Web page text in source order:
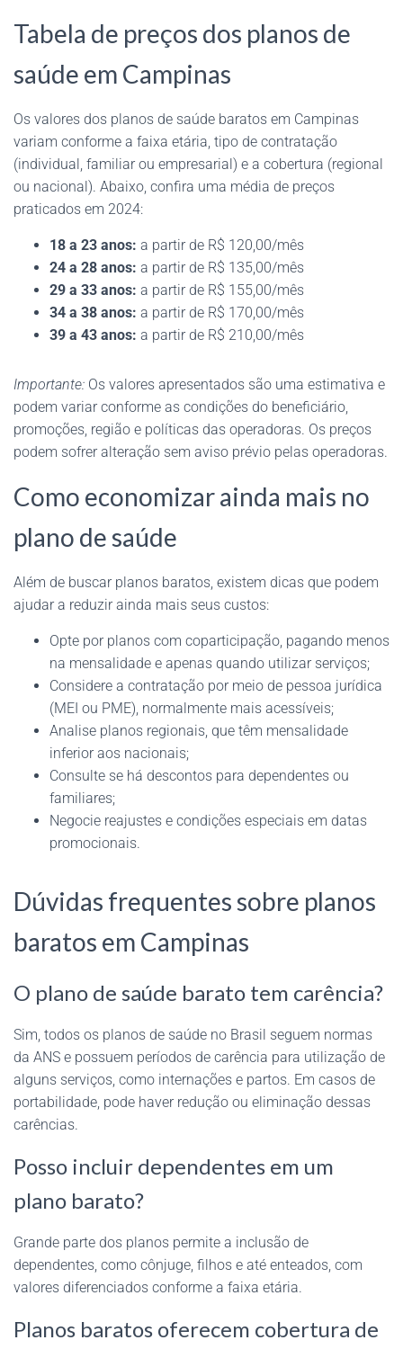
Tabela de preços dos planos de
saúde em Campinas
Os valores dos planos de saúde baratos em Campinas
variam conforme a faixa etária, tipo de contratação
(individual, familiar ou empresarial) e a cobertura (regional
ou nacional). Abaixo, confira uma média de preços
praticados em 2024:
18 a 23 anos: a partir de R$ 120,00/mês
24 a 28 anos: a partir de R$ 135,00/mês
29 a 33 anos: a partir de R$ 155,00/mês
34 a 38 anos: a partir de R$ 170,00/mês
39 a 43 anos: a partir de R$ 210,00/mês
Importante: Os valores apresentados são uma estimativa e
podem variar conforme as condições do beneficiário,
promoções, região e políticas das operadoras. Os preços
podem sofrer alteração sem aviso prévio pelas operadoras.
Como economizar ainda mais no
plano de saúde
Além de buscar planos baratos, existem dicas que podem
ajudar a reduzir ainda mais seus custos:
Opte por planos com coparticipação, pagando menos
na mensalidade e apenas quando utilizar serviços;
Considere a contratação por meio de pessoa jurídica
(MEI ou PME), normalmente mais acessíveis;
Analise planos regionais, que têm mensalidade
inferior aos nacionais;
Consulte se há descontos para dependentes ou
familiares;
Negocie reajustes e condições especiais em datas
promocionais.
Dúvidas frequentes sobre planos
baratos em Campinas
O plano de saúde barato tem carência?
Sim, todos os planos de saúde no Brasil seguem normas
da ANS e possuem períodos de carência para utilização de
alguns serviços, como internações e partos. Em casos de
portabilidade, pode haver redução ou eliminação dessas
carências.
Posso incluir dependentes em um
plano barato?
Grande parte dos planos permite a inclusão de
dependentes, como cônjuge, filhos e até enteados, com
valores diferenciados conforme a faixa etária.
Planos baratos oferecem cobertura de